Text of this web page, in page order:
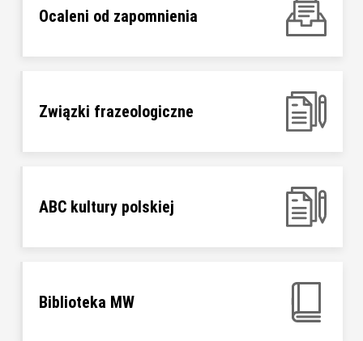
Ocaleni od zapomnienia
Związki frazeologiczne
ABC kultury polskiej
Biblioteka MW